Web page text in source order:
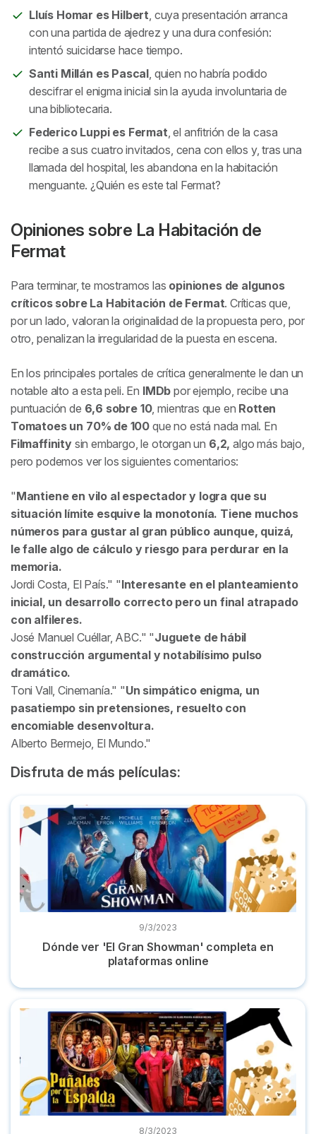
Lluís Homar es Hilbert , cuya presentación arranca
con una partida de ajedrez y una dura confesión:
intentó suicidarse hace tiempo.
Santi Millán es Pascal , quien no habría podido
descifrar el enigma inicial sin la ayuda involuntaria de
una bibliotecaria.
Federico Luppi es Fermat , el anfitrión de la casa
recibe a sus cuatro invitados, cena con ellos y, tras una
llamada del hospital, les abandona en la habitación
menguante. ¿Quién es este tal Fermat?
Opiniones sobre La Habitación de
Fermat
Para terminar, te mostramos las opiniones de algunos
críticos sobre La Habitación de Fermat. Críticas que,
por un lado, valoran la originalidad de la propuesta pero, por
otro, penalizan la irregularidad de la puesta en escena.
En los principales portales de crítica generalmente le dan un
notable alto a esta peli. En IMDbpor ejemplo, recibe una
puntuación de 6,6 sobre 10, mientras que en Rotten
Tomatoes un 70% de 100 que no está nada mal. En
Filmaffinity sin embargo, le otorgan un 6,2,algo más bajo,
pero podemos ver los siguientes comentarios:
Mantiene en vilo al espectador y logra que su
situación límite esquive la monotonía. Tiene muchos
números para gustar al gran público aunque, quizá,
le falle algo de cálculo y riesgo para perdurar en la
memoria.
Jordi Costa, El País.
Interesante en el planteamiento
inicial, un desarrollo correcto pero un final atrapado
con alfileres.
José Manuel Cuéllar, ABC.
Juguete de hábil
construcción argumental y notabilísimo pulso
dramático.
Toni Vall,Cinemanía.
Un simpático enigma, un
pasatiempo sin pretensiones, resuelto con
encomiable desenvoltura.
Alberto Bermejo, El Mundo.
Disfruta de más películas:
Dónde ver 'El Gran Showman' completa en plataformas
9/3/2023
Dónde ver 'El Gran Showman' completa en
plataformas online
Dónde ver 'Puñales por la espalda' online en castellano
8/3/2023